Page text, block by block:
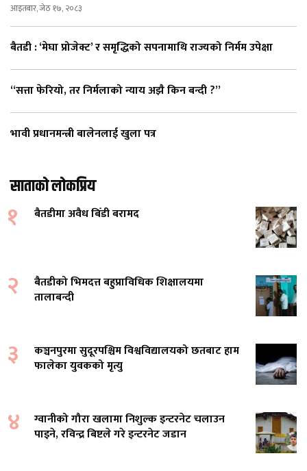
आइतबार, जेठ १७, २०८३
बैतडी : ‘मेघा प्रोजेक्ट’ र समृद्धिको सपनामाथि राज्यको निर्मम उपेक्षा
“सत्ता फेरियो, तर निर्मलाको न्याय अझै किन बन्दी ?”
भावी प्रधानमन्त्री बालेनलाई खुला पत्र
साताको लोकप्रिय
१ बैतडीमा अवैध बिँडी बरामद
२
बैतडीको भिमदत्त बहुप्राविधिक शिक्षालयमा
तालाबन्दी
३
कञ्चनपुरमा सुदूरपश्चिम विश्वविद्यालयको छतबाट हाम
फालेका युवकको मृत्यु
४
ग्वानीको गौरा खलामा निशुल्क इन्टरनेट चलाउन
पाइने, रविन्द्र बिष्टले गरे इन्टरनेट जडान